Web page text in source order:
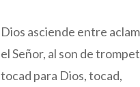
Dios asciende entre
el Señor, al son de
tocad para Dios, tocad,